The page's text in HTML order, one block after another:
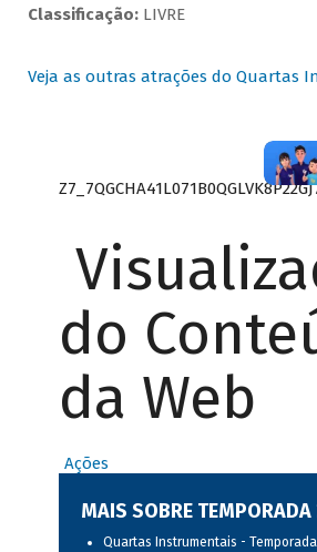
Classificação:LIVRE
Veja as outras atrações do Quartas
do
da Web
Ações
MAIS SOBRE
Quartas Instrumentais - Temporada